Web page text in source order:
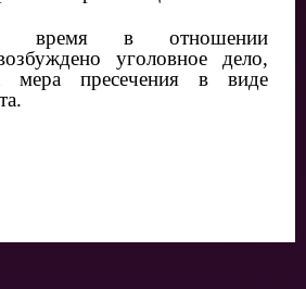
время в отношении
уголовное дело,
мера пресечения в виде